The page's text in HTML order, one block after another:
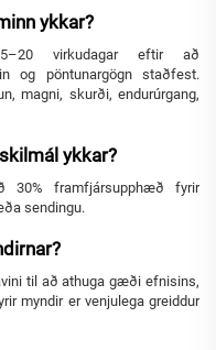
ykkar?
virkudagar eftir að
og pöntunargögn staðfest.
magni, skurði, endurúrgang,
ykkar?
30% framfjársupphæð fyrir
sendingu.
til að athuga gæði efnisins,
myndir er venjulega greiddur